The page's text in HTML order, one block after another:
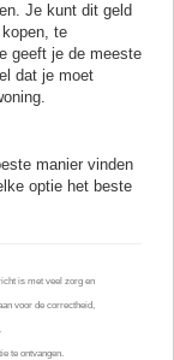
Je kunt dit geld
te
geeft je de meeste
dat je moet
manier vinden
optie het beste
is met veel zorg en
voor de correctheid,
te ontvangen.